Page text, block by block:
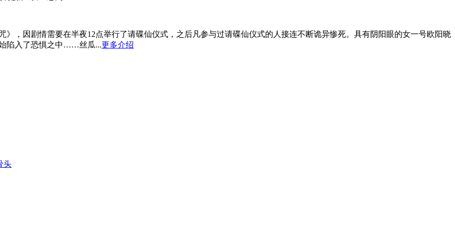
，因剧情需要在半夜12点举行了请碟仙仪式，之后凡参与过请碟仙仪式的人接连不断诡异惨死。具有阴阳眼的女一号欧阳晓
陷入了恐惧之中……丝瓜...更多介绍
头